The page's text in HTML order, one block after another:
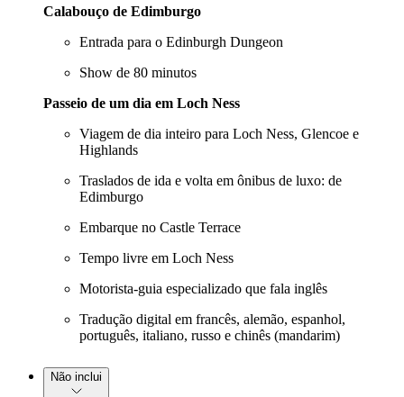
Calabouço de Edimburgo
Entrada para o Edinburgh Dungeon
Show de 80 minutos
Passeio de um dia em Loch Ness
Viagem de dia inteiro para Loch Ness, Glencoe e
Highlands
Traslados de ida e volta em ônibus de luxo: de
Edimburgo
Embarque no Castle Terrace
Tempo livre em Loch Ness
Motorista-guia especializado que fala inglês
Tradução digital em francês, alemão, espanhol,
português, italiano, russo e chinês (mandarim)
Não inclui